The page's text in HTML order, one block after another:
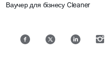
Ваучер для бізнесу Cleaner